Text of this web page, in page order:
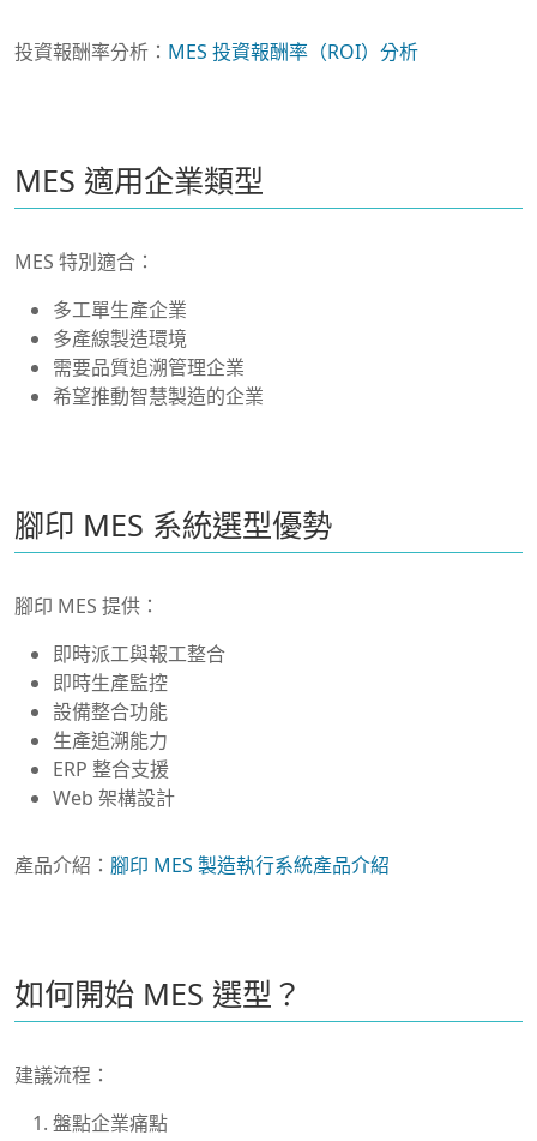
投資報酬率分析： MES 投資報酬率（ROI）分析
MES 適用企業類型
MES 特別適合：
多工單生產企業
多產線製造環境
需要品質追溯管理企業
希望推動智慧製造的企業
腳印 MES 系統選型優勢
腳印 MES 提供：
即時派工與報工整合
即時生產監控
設備整合功能
生產追溯能力
ERP 整合支援
Web 架構設計
產品介紹： 腳印 MES 製造執行系統產品介紹
如何開始 MES 選型？
建議流程：
盤點企業痛點